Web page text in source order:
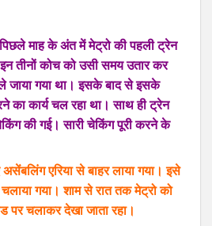
माह के अंत में मेट्रो की पहली ट्रेन
तीनों कोच को उसी समय उतार कर
जाया गया था। इसके बाद से इसके
का कार्य चल रहा था। साथ ही ट्रेन
की गई। सारी चेकिंग पूरी करने के
एरिया से बाहर लाया गया। इसे
गया। शाम से रात तक मेट्रो को
चलाकर देखा जाता रहा।